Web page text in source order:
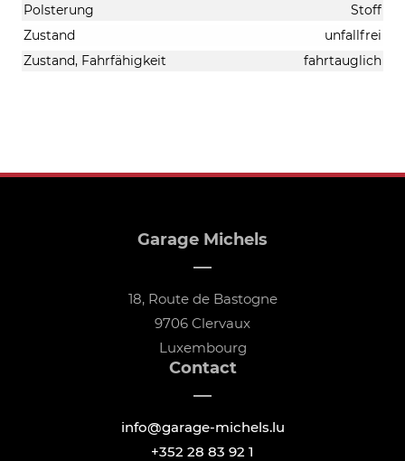
Polsterung
Stoff
Zustand
unfallfrei
Zustand, Fahrfähigkeit
fahrtauglich
Garage Michels
18, Route de Bastogne
9706 Clervaux
Luxembourg
Contact
info@garage-michels.lu
+352 28 83 92 1